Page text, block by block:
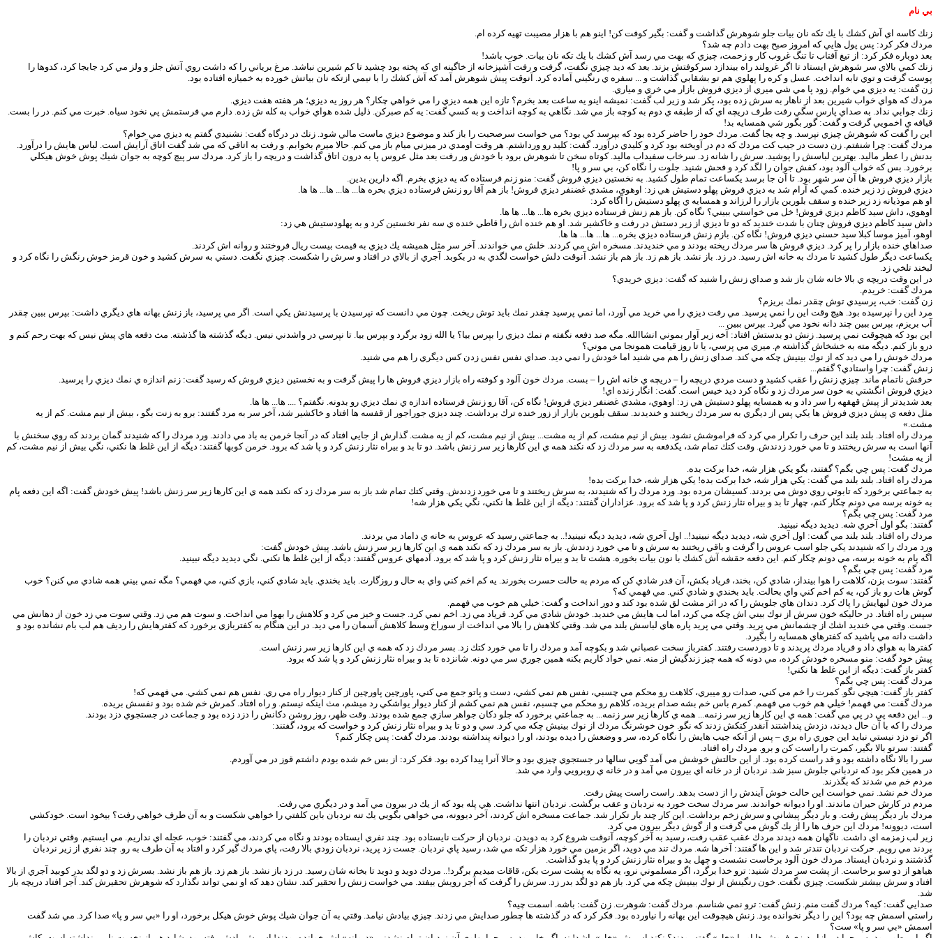
بي نام
زنك كاسه اي آش كشك با يك تكه نان بيات جلو شوهرش گذاشت و گفت: بگير كوفت كن! اينو هم با هزار مصيبت تهيه كرده ام.
مردك فكر كرد: پس پول هايي كه امروز صبح بهت دادم چه شد؟
بعد دوباره فكر كرد: از تيغ آفتاب تا تنگ غروب كار و زحمت، چيزي كه بهت مي رسد آش كشك با يك تكه نان بيات. خوب باشد!
زنك كمي بالاي سر شوهرش ايستاد تا اگر غرولند راه بيندازد سركوفتش بزند. بعد كه ديد چيزي نگفت، گرفت و رفت آشپزخانه از خاگينه اي كه پخته بود چشيد تا كم شيرين نباشد. مرغ برياني را كه داشت روي آتش جلز و ولز مي كرد جابجا كرد، كدوها را
پوست گرفت و توي تابه انداخت. عسل و كره را پهلوي هم تو بشقابي گذاشت و ... سفره ي رنگيني آماده كرد. آنوقت پيش شوهرش آمد كه آش كشك را با نيمي ازتكه نان بياتش خورده به خميازه افتاده بود.
زن گفت: يه ديزي مي خوام. زود پا مي شي ميري از ديزي فروش بازار مي خري و مياري.
مردك كه هواي خواب شيرين بعد از ناهار به سرش زده بود، پكر شد و زير لب گفت: نميشه اينو يه ساعت بعد بخرم؟ تازه اين همه ديزي را مي خواهي چكار؟ هر روز يه ديزي؛ هر هفته هفت ديزي.
زنك جوابي نداد. به صداي پارس سگي رفت طرف دريچه اي كه از طبقه ي دوم به كوچه باز مي شد. نگاهي به كوچه انداخت و به كسي گفت: يه كم صبركن. ذليل شده هواي خواب به كله ش زده. دارم مي فرستمش پي نخود سياه. خبرت مي كنم. در را بست.
قيافه ي اخمويي گرفت و گفت: گور بگور شي همسايه بد!
اين را گفت كه شوهرش چيزي نپرسد. و چه بجا گفت. مردك خود را حاضر كرده بود كه بپرسد كي بود؟ مي خواست سرصحبت را باز كند و موضوع ديزي ماست مالي شود. زنك در درگاه گفت: نشنيدي گفتم يه ديزي مي خوام؟
مردك گفت: چرا شنفتم. زن دست در جيب كت مردك كه دم در آويخته بود كرد و كليدي درآورد. گفت: كليد رو ورداشتم. هر وقت اومدي در ميزني ميام باز مي كنم. حالا ميرم بخوابم. و رفت به اتاقي كه مي شد گفت اتاق آرايش است. لباس هايش را درآورد.
بدنش را عطر ماليد. بهترين لباسش را پوشيد. سرش را شانه زد. سرخاب سفيداب ماليد. كوتاه سخن تا شوهرش برود با خودش ور رفت بعد مثل عروس پا به درون اتاق گذاشت و دريچه را باز كرد. مردك سر پيچ كوچه به جوان شيك پوش خوش هيكلي
برخورد. بس كه خواب آلود بود، كفش جوان را لگد كرد و فحش شنيد. جلوت را نگاه كن، بي سر و پا!
بازار ديزي فروش ها آن سر شهر بود. تا آن جا برسد يكساعت تمام طول كشيد. به نخستين ديزي فروش گفت: منو زنم فرستاده كه يه ديزي بخرم. اگه دارين بدين.
ديزي فروش زد زير خنده. كمي كه آرام شد به ديزي فروش پهلو دستيش هي زد: اوهوي، مشدي غضنفر ديزي فروش! باز هم آقا رو زنش فرستاده ديزي بخره ها... ها... ها... ها ها.
او هم موذيانه زد زير خنده و سقف بلورين بازار را لرزاند و همسايه ي پهلو دستيش را آگاه كرد:
اوهوي، داش سيد كاظم ديزي فروش! خل مي خواستي ببيني؟ نگاه كن. باز هم زنش فرستاده ديزي بخره ها... ها... ها ها.
داش سيد كاظم ديزي فروش چنان با شدت خنديد كه دو تا ديزي از زير دستش در رفت و خاكشير شد. او هم خنده اش را قاطي خنده ي سه نفر نخستين كرد و به پهلودستيش هي زد:
اوهو، آميز موسا كبلا سيد حسني ديزي فروش! نگاه كن. بازم زنش فرستاده ديزي بخره... ها... ها... ها ها.
صداهاي خنده بازار را پر كرد. ديزي فروش ها سر مردك ريخته بودند و مي خنديدند. مسخره اش مي كردند. خلش مي خواندند. آخر سر مثل هميشه يك ديزي به قيمت بيست ريال فروختند و روانه اش كردند.
يكساعت ديگر طول كشيد تا مردك به خانه اش رسيد. در زد. باز نشد. باز هم زد. باز هم باز نشد. آنوقت دلش خواست لگدي به در بكوبد. آجري از بالاي در افتاد و سرش را شكست. چيزي نگفت. دستي به سرش كشيد و خون قرمز خوش رنگش را نگاه كرد و
لبخند تلخي زد.
در اين وقت دريچه ي بالا خانه شان باز شد و صداي زنش را شنيد كه گفت: ديزي خريدي؟
مردك گفت: خريدم.
زن گفت: خب،‌ پرسيدي توش چقدر نمك بريزم؟
مرد اين را نپرسيده بود. هيچ وقت اين را نمي پرسيد. مي رفت ديزي را مي خريد مي آورد، اما نمي پرسيد چقدر نمك بايد توش ريخت. چون مي دانست كه نپرسيدن با پرسيدنش يكي است. اگر مي پرسيد، باز زنش بهانه هاي ديگري داشت: بپرس ببين چقدر
آب بريزم، بپرس ببين چند دانه نخود مي گيرد. بپرس ببين ...
اين بود كه هيچوقت نمي پرسيد. زنش دو بدستش افتاد: آخه زير آوار بموني انشاالله. مگه صد دفعه نگفته م نمك ديزي را بپرس بيا؟ يا الله زود برگرد و بپرس بيا. تا نپرسي در واشدني نيس. ديگه گذشته ها گذشته. مث دفعه هاي پيش نيس كه بهت رحم كنم و
درو باز كنم. ديگه مته به خشخاش گذاشته م. ميري مي پرسي، يا تا روز قيامت همونجا مي موني؟
مردك خونش را مي ديد كه از نوك بينيش چكه مي كند. صداي زنش را هم مي شنيد اما خودش را نمي ديد. صداي نفس نفس زدن كس ديگري را هم مي شنيد.
زنش گفت: چرا واستادي؟ گفتم...
حرفش ناتمام ماند. چيزي زنش را عقب كشيد و دست مردي دريچه را – دريچه ي خانه اش را – بست. مردك خون آلود و كوفته راه بازار ديزي فروش ها را پيش گرفت و به نخستين ديزي فروش كه رسيد گفت: زنم اندازه ي نمك ديزي را پرسيد.
ديزي فروش انگشتي به خون سر مردك زد و نگاه كرد ديد خيس است. گفت: انگار زنده اي!
بعد شديدتر از پيش قهقهه را سر داد و به همسايه پهلو دستيش هي زد: اوهوي، مشدي غضنفر ديزي فروش! نگاه كن، آقا رو زنش فرستاده اندازه ي نمك ديزي رو بدونه. نگفتم؟ .... ها... ها ها.
مثل دفعه ي پيش ديزي فروش ها يكي پس از ديگري به سر مردك ريختند و خنديدند. سقف بلورين بازار از زور خنده ترك برداشت. چند ديزي جوراجور از قفسه ها افتاد و خاكشير شد، آخر سر به مرد گفتند: برو به زنت بگو ، بيش از نيم مشت. كم از يه
مشت.»
مردك راه افتاد. بلند بلند اين حرف را تكرار مي كرد كه فراموشش نشود. بيش از نيم مشت، كم از يه مشت... بيش از نيم مشت، كم از يه مشت. گذارش از جايي افتاد كه در آنجا خرمن به باد مي دادند. ورد مردك را كه شنيدند گمان بردند كه روي سخنش با
آنها است به سرش ريختند و تا مي خورد زدندش. وقت كتك تمام شد، يكدفعه به سر مردك زد كه نكند همه ي اين كارها زير سر زنش باشد. دو تا بد و بيراه نثار زنش كرد و پا شد كه برود. خرمن كوبها گفتند: ديگه از اين غلط ها نكني، نگي بيش از نيم مشت، كم
از يه مشت!
مردك گفت: پس چي بگم؟ گفتند، بگو يكي هزار شه، خدا بركت بده.
مردك راه افتاد. بلند بلند مي گفت: يكي هزار شه، خدا بركت بده! يكي هزار شه، خدا بركت بده!
به جماعتي برخورد كه تابوتي روي دوش مي بردند. كسيشان مرده بود. ورد مردك را كه شنيدند، به سرش ريختند و تا مي خورد زدندش. وقتي كتك تمام شد باز به سر مردك زد كه نكند همه ي اين كارها زير سر زنش باشد! پيش خودش گفت: اگه اين دفعه پام
به خونه برسه مي دونم چكار كنم، چهار تا بد و بيراه نثار زنش كرد و پا شد كه برود. عزاداران گفتند: ديگه از اين غلط ها نكني، نگي يكي هزار شه!
مرد گفت: پس چي بگم؟
گفتند: بگو اول آخري شه. ديديد ديگه نبينيد.
مردك راه افتاد. بلند بلند مي گفت: اول آخري شه، ديديد ديگه نبينيد!.. اول آخري شه، ديديد ديگه نبينيد!.. به جماعتي رسيد كه عروس به خانه ي داماد مي بردند.
ورد مردك را كه شنيدند يكي جلو اسب عروس را گرفت و باقي ريختند به سرش و تا مي خورد زدندش. باز به سر مردك زد كه نكند همه ي اين كارها زير سر زنش باشد. پيش خودش گفت:
اگه پام به خونه برسه، مي دونم چكار كنم. اين دفعه حقشه آش كشك با نون بيات بخوره. هشت تا بد و بيراه نثار زنش كرد و پا شد كه برود. آدمهاي عروس گفتند: ديگه از اين غلط ها نكني. نگي ديديد ديگه نبينيد.
مرد گفت: پس چي بگم؟
گفتند: سوت بزن، كلاهت را هوا بينداز، شادي كن، بخند، فرياد بكش، آن قدر شادي كن كه مردم به حالت حسرت بخورند. يه كم اخم كني واي به حال و روزگارت. بايد بخندي. بايد شادي كني، بازي كني، مي فهمي؟ مگه نمي بيني همه شادي مي كنن؟ خوب
گوش هات رو باز كن، يه كم اخم كني واي بحالت. بايد بخندي و شادي كني. مي فهمي كه؟
مردك خون لبهايش را پاك كرد. دندان هاي جلويش را كه در اثر مشت لق شده بود كند و دور انداخت و گفت: خيلي هم خوب مي فهمم.
سپس راه افتاد. در حاليكه خون سرش از نوك بيني اش چكه مي كرد، اما لب هايش مي خنديد. خودش شادي مي كرد. فرياد مي زد. اخم نمي كرد. جست و خيز مي كرد و كلاهش را بهوا مي انداخت. و سوت هم مي زد. وقتي سوت مي زد خون از دهانش مي
جست. وقتي مي خنديد اشك از چشمانش مي پريد. وقتي مي پريد پاره هاي لباسش بلند مي شد. وقتي كلاهش را بالا مي انداخت از سوراخ وسط كلاهش آسمان را مي ديد. در اين هنگام به كفتربازي برخورد كه كفترهايش را رديف هم لب بام نشانده بود و
داشت دانه مي پاشيد كه كفترهاي همسايه را بگيرد.
كفترها به هواي داد و فرياد مردك پريدند و تا دوردست رفتند. كفترباز سخت عصباني شد و بكوچه آمد و مردك را تا مي خورد كتك زد. بسر مردك زد كه همه ي اين كارها زير سر زنش است.
پيش خود گفت: منو مسخره خودش كرده، مي دونه كه همه چيز زندگيش از منه. نمي خواد كاريم بكنه همين جوري سر مي دونه. شانزده تا بد و بيراه نثار زنش كرد و پا شد كه برود.
كفتر باز گفت: ديگه از اين غلط ها نكني!
مردك گفت: پس چي بگم؟
كفتر باز گفت: هيچي نگو. كمرت را خم مي كني، صدات رو ميبري، كلاهت رو محكم مي چسبي، نفس هم نمي كشي، دست و پاتو جمع مي كني، پاورچين پاورچين از كنار ديوار راه مي ري. نفس هم نمي كشي. مي فهمي كه!
مردك گفت: مي فهمم! خيلي هم خوب مي فهمم. كمرم باس خم بشه صدام بريده، كلاهم رو محكم مي چسبم، نفس هم نمي كشم از كنار ديوار يواشكي رد ميشم، مث اينكه نيستم. و راه افتاد. كمرش خم شده بود و نفسش بريده.
و... اين دفعه پي در پي مي گفت: همه ي اين كارها زير سر زنمه... همه ي كارها زير سر زنمه... به جماعتي برخورد كه جلو دكان جواهر سازي جمع شده بودند. وقت ظهر، روز روشن دكانش را دزد زده بود و جماعت در جستجوي دزد بودند.
مردك را كه با آن حال ديدند، دزدش پنداشتند آنقدر كتكش زدند كه نگو. خون خوشرنگ مردك از نوك بينيش چكه مي كرد. سي و دو تا بد و بيراه نثار زنش كرد و خواست كه برود، گفتند:
اگر تو دزد نيستي نبايد اين جوري راه بري – پس از آنكه جيب هايش را نگاه كرده، سر و وضعش را ديده بودند، او را ديوانه پنداشته بودند. مردك گفت: پس چكار كنم؟
گفتند: سرتو بالا بگير، كمرت را راست كن و برو. مردك راه افتاد.
سر را بالا نگاه داشته بود و قد راست كرده بود. از اين حالتش خوشش مي آمد گويي سالها در جستجوي چيزي بود و حالا آنرا پيدا كرده بود. فكر كرد: از بس خم شده بودم داشتم قوز در مي آوردم.
در همين فكر بود كه نردباني جلوش سبز شد. نردبان از در خانه اي بيرون مي آمد و در خانه ي روبرويي وارد مي شد.
مردم خم مي شدند كه بگذرند.
مردك خم نشد. نمي خواست اين حالت خوش آيندش را از دست بدهد. راست راست پيش رفت.
مردم در كارش حيران ماندند. او را ديوانه خواندند. سر مردك سخت خورد به نردبان و عقب برگشت. نردبان انتها نداشت. هي پله بود كه از يك در بيرون مي آمد و در ديگري مي رفت.
مردك بار ديگر پيش رفت. و بار ديگر پيشاني و سرش زخم برداشت. اين كار چند بار تكرار شد. جماعت مسخره اش كردند، آخر ديوونه، مي خواهي بگويي يك تنه نردبان باين كلفتي را خواهي شكست و به آن طرف خواهي رفت؟ بيخود است. خودكشي
است، ديوونه! مردك اين حرف ها را از يك گوش مي گرفت و از گوش ديگر بيرون مي كرد.
زير لب زمزمه اي داشت. ناگهان همه ديدند مردك عقب عقب رفت، رسيد به آخر كوچه، آنوقت شروع كرد به دويدن. نردبان از حركت نايستاده بود. چند نفري ايستاده بودند و نگاه مي كردند، مي گفتند: خوب، عجله اي نداريم. مي ايستيم. وقتي نردبان را
بردند مي رويم. حركت نردبان تندتر شد و اين ها گفتند: آخرها شه. مردك تند مي دويد، اگر بزمين مي خورد هزار تكه مي شد، رسيد پاي نردبان. جست زد پريد، نردبان زودي بالا رفت، پاي مردك گير كرد و افتاد به آن طرف به رو. چند نفري از زير نردبان
گذشتند و نردبان ايستاد. مردك خون آلود برخاست نشست و چهل بد و بيراه نثار زنش كرد و پا بدو گذاشت.
هياهو از دو سو برخاست. از پشت سر مردك شنيد: ترو خدا برگرد، اگر مسلموني نرو، يه نگاه به پشت سرت بكن، قاقات ميديم برگرد!.. مردك دويد و دويد تا بخانه شان رسيد. در زد باز نشد. باز هم زد. باز هم باز نشد. بسرش زد و دو لگد بدر كوبيد آجري از بالا
افتاد و سرش بيشتر شكست. چيزي نگفت. خون رنگينش از نوك بينيش چكه مي كرد. باز هم دو لگد بدر زد. سرش را گرفت كه آجر رويش بيفتد. مي خواست زنش را تحقير كند. نشان دهد كه او نمي تواند نگذارد كه شوهرش تحقيرش كند. آجر افتاد دريچه باز
شد.
صدايي گفت: كيه؟ مردك گفت منم. زنش گفت: ترو نمي شناسم. مردك گفت: شوهرت. زن گفت: باشه. اسمت چيه؟
راستي اسمش چه بود؟ اين را ديگر نخوانده بود. زنش هيچوقت اين بهانه را نياورده بود. فكر كرد كه در گذشته ها چطور صدايش مي زدند. چيزي بيادش نيامد. وقتي به آن جوان شيك پوش خوش هيكل برخورد، او را «بي سر و پا» صدا كرد. مي شد گفت
اسمش «بي سر و پا» ست؟